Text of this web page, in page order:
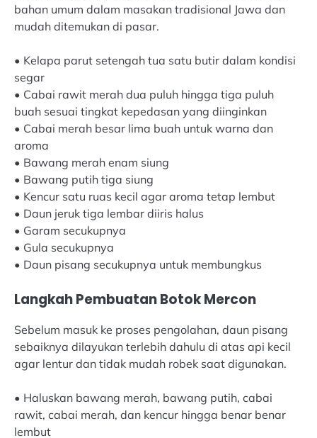
bahan umum dalam masakan tradisional Jawa dan
mudah ditemukan di pasar.
• Kelapa parut setengah tua satu butir dalam kondisi
segar
• Cabai rawit merah dua puluh hingga tiga puluh
buah sesuai tingkat kepedasan yang diinginkan
• Cabai merah besar lima buah untuk warna dan
aroma
• Bawang merah enam siung
• Bawang putih tiga siung
• Kencur satu ruas kecil agar aroma tetap lembut
• Daun jeruk tiga lembar diiris halus
• Garam secukupnya
• Gula secukupnya
• Daun pisang secukupnya untuk membungkus
Langkah Pembuatan Botok Mercon
Sebelum masuk ke proses pengolahan, daun pisang
sebaiknya dilayukan terlebih dahulu di atas api kecil
agar lentur dan tidak mudah robek saat digunakan.
• Haluskan bawang merah, bawang putih, cabai
rawit, cabai merah, dan kencur hingga benar benar
lembut